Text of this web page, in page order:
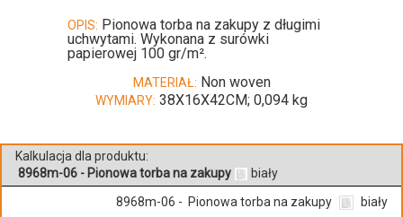
OPIS: Pionowa torba na zakupy z długimi
uchwytami. Wykonana z surówki
papierowej 100 gr/m².
MATERIAŁ: Non woven
WYMIARY: 38X16X42CM; 0,094 kg
Kalkulacja dla produktu:
8968m-06 - Pionowa torba na zakupy
biały
8968m-06 - Pionowa torba na zakupy biały